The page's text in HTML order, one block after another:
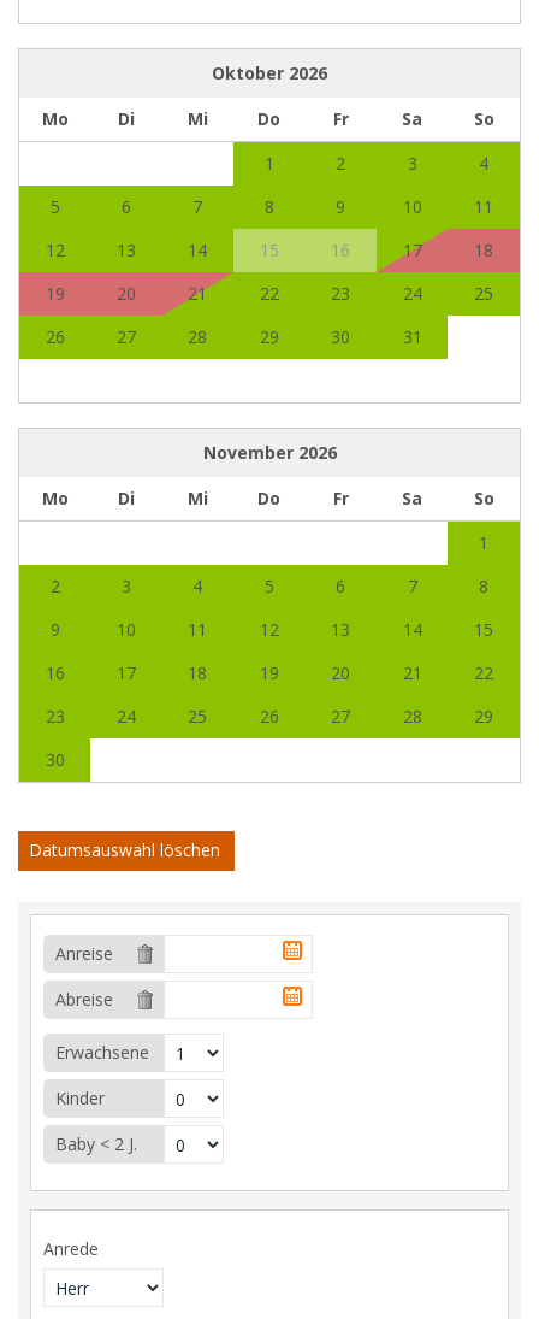
Oktober 2026
Mo
Di Mi Do Fr Sa
So
1
2 3
4
5
6 7 8 9 10
11
12
13 14 15 16 17
18
19
20 21 22 23 24
25
26
27 28 29 30 31
November 2026
Mo
Di Mi Do Fr Sa
So
1
2
3 4 5 6 7
8
9
10 11 12 13 14
15
16
17 18 19 20 21
22
23
24 25 26 27 28
29
30
Datumsauswahl löschen
Anreise
Abreise
Erwachsene
Kinder
Baby < 2 J.
Anrede